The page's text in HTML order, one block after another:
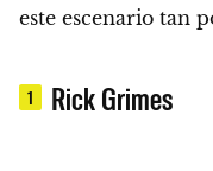
este escenario tan
1 Rick Grimes